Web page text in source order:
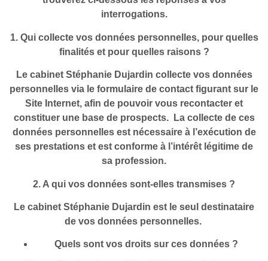
interrogations.
1. Qui collecte vos données personnelles, pour quelles
finalités et pour quelles raisons ?
Le cabinet Stéphanie Dujardin collecte vos données
personnelles via le formulaire de contact figurant sur le
Site Internet, afin de pouvoir vous recontacter et
constituer une base de prospects. La collecte de ces
données personnelles est nécessaire à l’exécution de
ses prestations et est conforme à l’intérêt légitime de
sa profession.
2. A qui vos données sont-elles transmises ?
Le cabinet Stéphanie Dujardin est le seul destinataire
de vos données personnelles.
Quels sont vos droits sur ces données ?